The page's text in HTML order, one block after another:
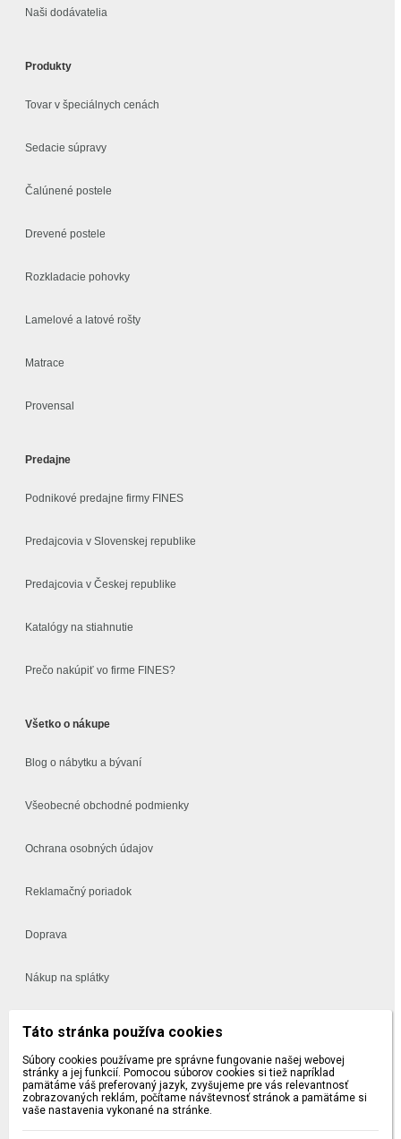
Naši dodávatelia
Produkty
Tovar v špeciálnych cenách
Sedacie súpravy
Čalúnené postele
Drevené postele
Rozkladacie pohovky
Lamelové a latové rošty
Matrace
Provensal
Predajne
Podnikové predajne firmy FINES
Predajcovia v Slovenskej republike
Predajcovia v Českej republike
Katalógy na stiahnutie
Prečo nakúpiť vo firme FINES?
Všetko o nákupe
Blog o nábytku a bývaní
Všeobecné obchodné podmienky
Ochrana osobných údajov
Reklamačný poriadok
Doprava
Nákup na splátky
Vynáška a montáž
5 a 10 ročná záruka na sedačky a postele
Táto stránka používa cookies
Súbory cookies používame pre správne fungovanie našej webovej
stránky a jej funkcií. Pomocou súborov cookies si tiež napríklad
pamätáme váš preferovaný jazyk, zvyšujeme pre vás relevantnosť
zobrazovaných reklám, počítame návštevnosť stránok a pamätáme si
vaše nastavenia vykonané na stránke.